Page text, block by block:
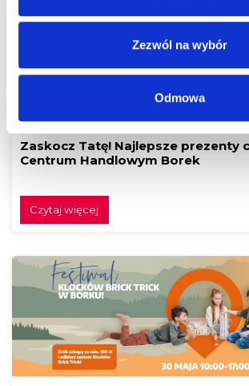
Zezwól na wybór
Odmowa
Zaskocz Tatę! Najlepsze prezenty
Centrum Handlowym Borek
Czytaj więcej